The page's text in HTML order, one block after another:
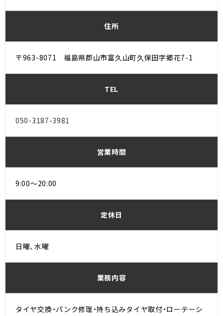
住所
〒963-8071 福島県郡山市富久山町久保田字郷花7-1
TEL
050-3187-3981
営業時間
9:00〜20:00
定休日
日曜、水曜
業務内容
タイヤ交換・パンク修理・持ち込みタイヤ取付・ローテーシ